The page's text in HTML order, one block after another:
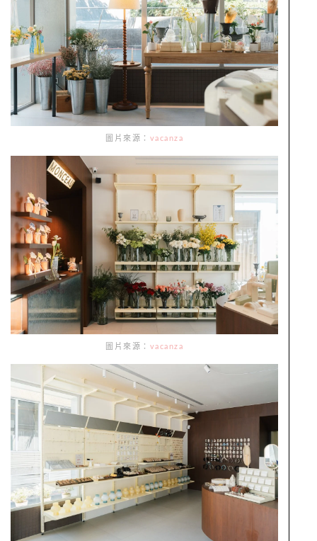
圖片來源： vacanza
圖片來源： vacanza